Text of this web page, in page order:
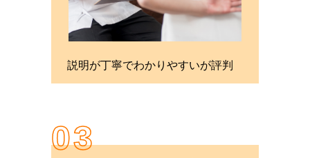
説明が丁寧でわかりやすいが評判
03